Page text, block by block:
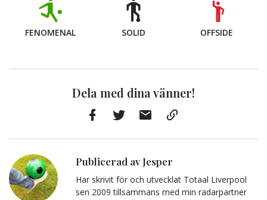
FENOMENAL SOLID OFFSIDE
Dela med dina vänner!
Publicerad av Jesper
Har skrivit för och utvecklat Totaal Liverpool
sen 2009 tillsammans med min radarpartner